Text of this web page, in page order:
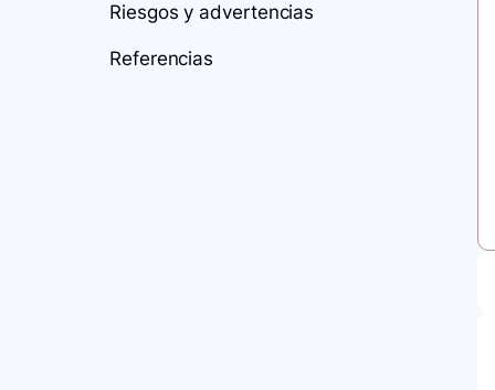
Riesgos y advertencias
Referencias